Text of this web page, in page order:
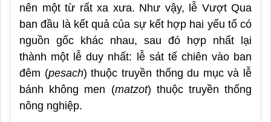
nên một từ rất xa xưa. Như vậy, lễ Vượt Qua
ban đầu là kết quả của sự kết hợp hai yếu tố có
nguồn gốc khác nhau, sau đó hợp nhất lại
thành một lễ duy nhất: lễ sát tế chiên vào ban
đêm (pesach) thuộc truyền thống du mục và lễ
bánh không men (matzot) thuộc truyền thống
nông nghiệp.